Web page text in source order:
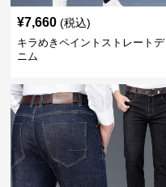
¥7,660 (税込)
キラめきペイントストレートデ
ニム